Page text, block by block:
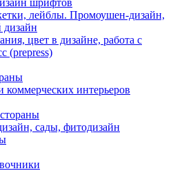
лейблы. Промоушен-дизайн,
цвет в дизайне, работа с
(prepress)
интерьеров
сады, фитодизайн